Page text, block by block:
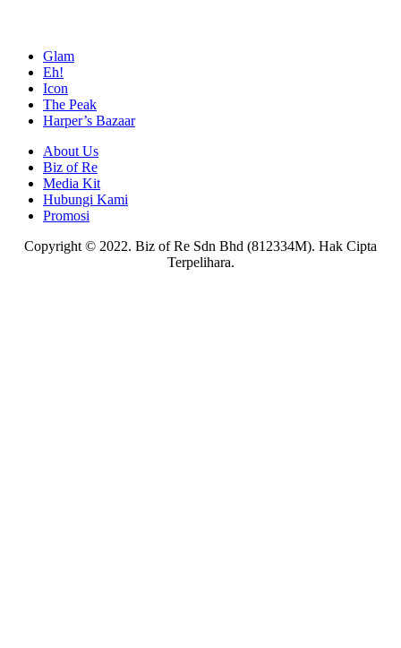
Glam
Eh!
Icon
The Peak
Harper’s Bazaar
About Us
Biz of Re
Media Kit
Hubungi Kami
Promosi
Copyright © 2022. Biz of Re Sdn Bhd (812334M). Hak Cipta
Terpelihara.